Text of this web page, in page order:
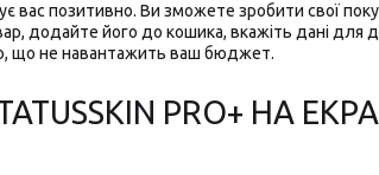
вас позитивно. Ви зможете зробити свої
додайте його до кошика, вкажіть дані для
що не навантажить ваш бюджет.
PRO+ НА